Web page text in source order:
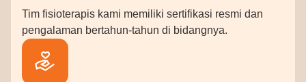
Tim fisioterapis kami memiliki sertifikasi resmi dan
pengalaman bertahun-tahun di bidangnya.